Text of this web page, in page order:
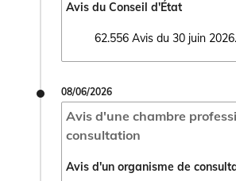
Avis du Conseil d'État
62.556 Avis du 30 juin
Ouvrir le document 62.556 Avis
08/06/2026
Avis d'une chambre
consultation
Avis d'un organisme de